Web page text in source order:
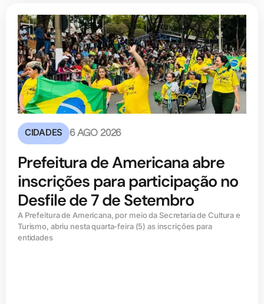
CIDADES 6 AGO 2026
Prefeitura de Americana abre
inscrições para participação no
Desfile de 7 de Setembro
A Prefeitura de Americana, por meio da Secretaria de Cultura e
Turismo, abriu nesta quarta-feira (5) as inscrições para
entidades